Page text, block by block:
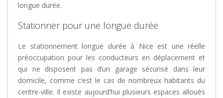
longue durée.
Stationner pour une longue durée
Le stationnement longue durée à Nice est une réelle
préoccupation pour les conducteurs en déplacement et
qui ne disposent pas d’un garage sécurisé dans leur
domicile, comme c’est le cas de nombreux habitants du
centre-ville. Il existe aujourd’hui plusieurs espaces alloués